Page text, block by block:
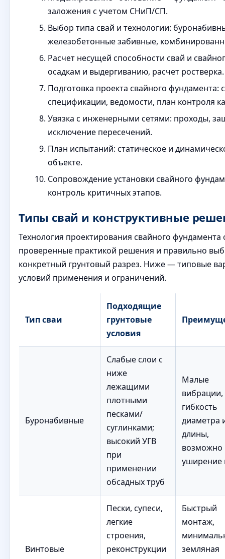
заложения с учетом СНиП/СП.
Выбор типа свай и технологии:
железобетонные забивные,
Расчет несущей способности свай и
осадкам и выдергиванию, расчет ростверка.
Подготовка проекта свайного фундамента:
спецификации, ведомости, план контроля
Увязка с инженерными сетями: проходы,
исключение пересечений.
План испытаний: статическое и
объекте.
Сопровождение установки свайного
контроль критичных этапов.
Типы свай и конструктивные
Технология проектирования свайного фундамента
проверенные практикой решения и правильно
конкретный грунтовый разрез. Ниже — типовые
условий применения и ограничений.
Тип сваи
Подходящие
грунтовые
условия
Буронабивные
Слабые слои с
ниже
лежащими
плотными
песками/
суглинками;
высокий УГВ
при
применении
обсадных труб
Малые
вибрации,
гибкость
диаметра
длины,
возможно
уширение
Винтовые
Пески, супеси,
легкие
строения,
реконструкции
Быстрый
монтаж,
земляная